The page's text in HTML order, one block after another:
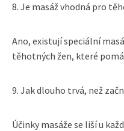
8. Je masáž vhodná pro
Ano, existují speciální
těhotných žen, které
9. Jak dlouho trvá, než
Účinky masáže se liší u